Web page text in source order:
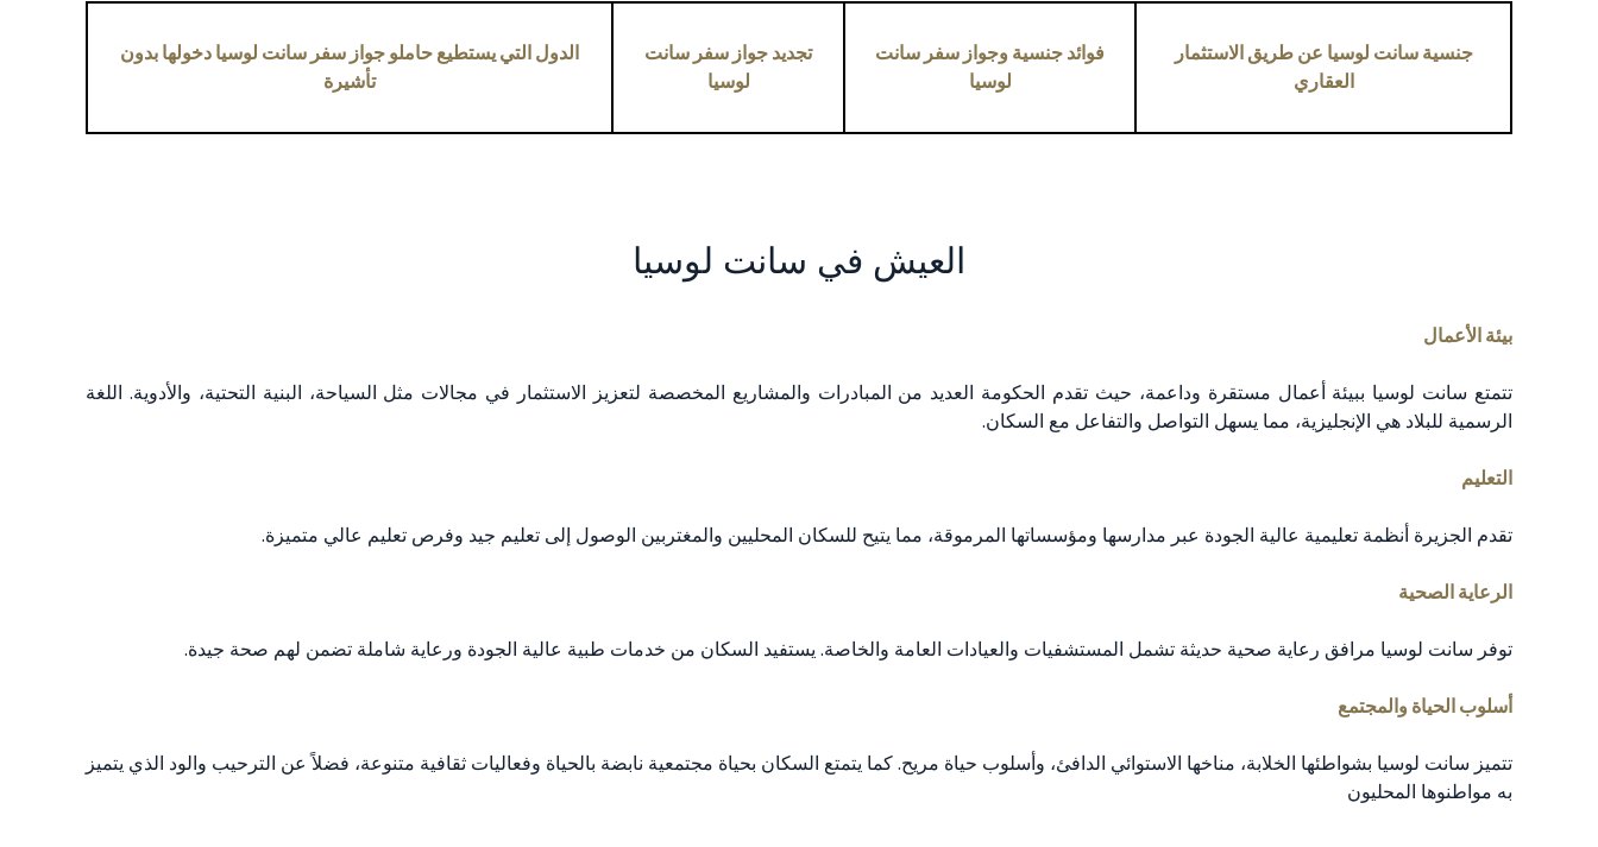
جنسية سانت لوسيا عن طريق الاستثمار
العقاري
فوائد جنسية وجواز سفر سانت
لوسيا
تجديد جواز سفر سانت
لوسيا
الدول التي يستطيع حاملو جواز سفر سانت لوسيا دخولها بدون
تأشيرة
العيش في سانت لوسيا
بيئة الأعمال
تتمتع سانت لوسيا ببيئة أعمال مستقرة وداعمة، حيث تقدم الحكومة العديد من المبادرات والمشاريع المخصصة لتعزيز الاستثمار في مجالات مثل السياحة، البنية التحتية، والأدوية. اللغة
الرسمية للبلاد هي الإنجليزية، مما يسهل التواصل والتفاعل مع السكان.
التعليم
تقدم الجزيرة أنظمة تعليمية عالية الجودة عبر مدارسها ومؤسساتها المرموقة، مما يتيح للسكان المحليين والمغتربين الوصول إلى تعليم جيد وفرص تعليم عالي متميزة.
الرعاية الصحية
توفر سانت لوسيا مرافق رعاية صحية حديثة تشمل المستشفيات والعيادات العامة والخاصة. يستفيد السكان من خدمات طبية عالية الجودة ورعاية شاملة تضمن لهم صحة جيدة.
أسلوب الحياة والمجتمع
تتميز سانت لوسيا بشواطئها الخلابة، مناخها الاستوائي الدافئ، وأسلوب حياة مريح. كما يتمتع السكان بحياة مجتمعية نابضة بالحياة وفعاليات ثقافية متنوعة، فضلاً عن الترحيب والود الذي يتميز
به مواطنوها المحليون